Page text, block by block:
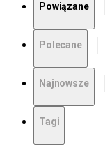
Powiązane
Polecane
Najnowsze
Tagi